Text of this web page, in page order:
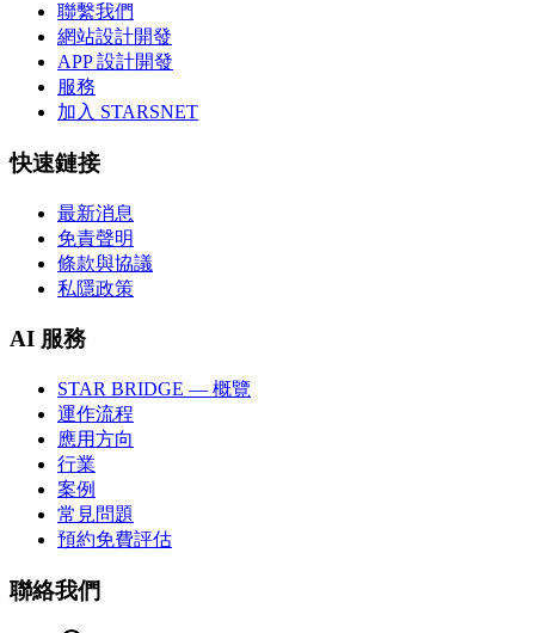
聯繫我們
網站設計開發
APP 設計開發
服務
加入 STARSNET
快速鏈接
最新消息
免責聲明
條款與協議
私隱政策
AI 服務
STAR BRIDGE — 概覽
運作流程
應用方向
行業
案例
常見問題
預約免費評估
聯絡我們